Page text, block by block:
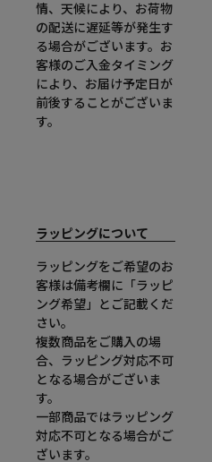
情、天候により、お荷物
の配送に遅延等が発生す
る場合がございます。お
客様のご入金タイミング
により、お届け予定日が
前後することがございま
す。
ラッピングについて
ラッピングをご希望のお
客様は備考欄に「ラッピ
ング希望」とご記載くだ
さい。
複数商品をご購入の場
合、ラッピング対応不可
となる場合がございま
す。
一部商品ではラッピング
対応不可となる場合がご
ざいます。